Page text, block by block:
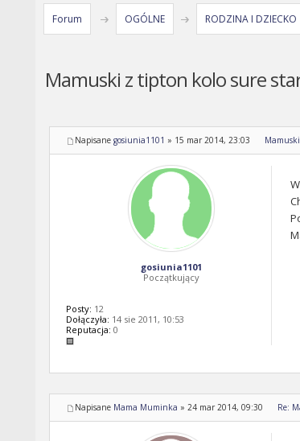
Forum OGÓLNE RODZINA I DZIECKO
Mamuski z tipton kolo sure
Napisane gosiunia1101 » 15 mar 2014, 23:03
gosiunia1101
Początkujący
Posty: 12
Dołączyła: 14 sie 2011, 10:53
Reputacja: 0
Napisane Mama Muminka » 24 mar 2014, 09:30 Re: